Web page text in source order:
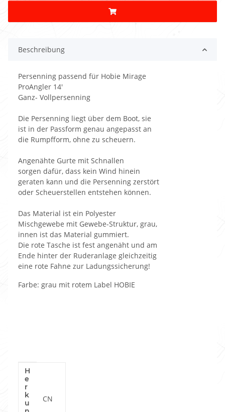
Beschreibung
Persenning passend für Hobie Mirage
ProAngler 14'
Ganz- Vollpersenning
Die Persenning liegt über dem Boot, sie
ist in der Passform genau angepasst an
die Rumpfform, ohne zu scheuern.
Angenähte Gurte mit Schnallen
sorgen dafür, dass kein Wind hinein
geraten kann und die Persenning zerstört
oder Scheuerstellen entstehen können.
Das Material ist ein Polyester
Mischgewebe mit Gewebe-Struktur, grau,
innen ist das Material gummiert.
Die rote Tasche ist fest angenäht und am
Ende hinter der Ruderanlage gleichzeitig
eine rote Fahne zur Ladungssicherung!
Farbe: grau mit rotem Label HOBIE
Produkteigenschaft
Wert
H
e
r
k
u
CN